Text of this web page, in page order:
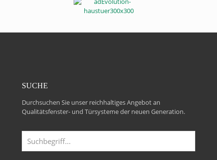
SUCHE
Durchsuchen Sie unser reichhaltiges Angebot an
Qualitätsfenster- und Türsysteme der neuen Generation.